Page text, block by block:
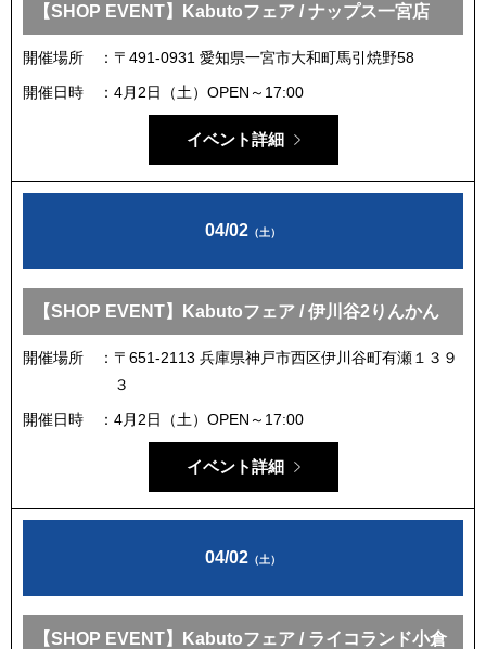
【SHOP EVENT】Kabutoフェア / ナップス一宮店
開催場所
〒491-0931 愛知県一宮市大和町馬引焼野58
開催日時
4月2日（土）OPEN～17:00
イベント詳細
04/02 （土）
【SHOP EVENT】Kabutoフェア / 伊川谷2りんかん
開催場所
〒651-2113 兵庫県神戸市西区伊川谷町有瀬１３９
３
開催日時
4月2日（土）OPEN～17:00
イベント詳細
04/02 （土）
【SHOP EVENT】Kabutoフェア / ライコランド小倉